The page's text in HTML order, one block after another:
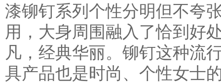
漆铆钉系列个性分明但不夸
用，大身周围融入了恰到好
凡，经典华丽。铆钉这种流
具产品也是时尚、个性女士